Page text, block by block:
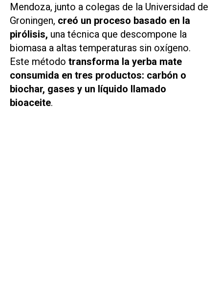
Mendoza, junto a colegas de la Universidad de
Groningen, creó un proceso basado en la
pirólisis, una técnica que descompone la
biomasa a altas temperaturas sin oxígeno.
Este método transforma la yerba mate
consumida en tres productos: carbón o
biochar, gases y un líquido llamado
bioaceite.